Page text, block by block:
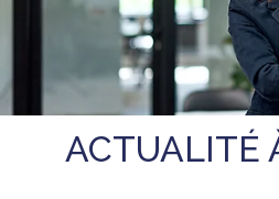
ACTUALITÉ